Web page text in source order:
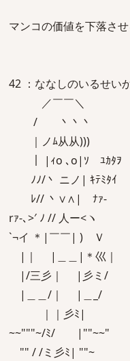
マンコの価値を下落さ
42 ：ななしのいるせい
／￣￣＼
/ 丶丶丶
｜ノﾑ从从)))
｜ |ｨo ､o|ｿ ﾕｶﾀｦ
ﾉﾉ/丶 ニノ| ｷﾃﾐﾀｲ
ﾚ// 丶∨∧| ﾅｧ-
rｧ-､>′ ﾉ // 人ー<ヽ
`¬イ ＊|￣￣| ) Ｖ
|｜ |＿＿|＊巛｜
|/三彡｜ |彡ミ/
|＿＿/｜ |＿_/
｜｜彡ﾐ|
~~"""~/ﾐ/ |""~~"
"" / /ミ彡ﾐ| ""~